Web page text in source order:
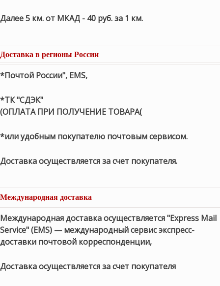
Далее 5 км. от МКАД - 40 руб. за 1 км.
Доставка в регионы России
*Почтой России", EMS,
*ТК "СДЭК"
(ОПЛАТА ПРИ ПОЛУЧЕНИЕ ТОВАРА(
*или удобным покупателю почтовым сервисом.
Доставка осуществляется за счет покупателя.
Международная доставка
Международная доставка осуществляется "Express Mail
Service" (EMS) — международный сервис экспресс-
доставки почтовой корреспонденции,
Доставка осуществляется за счет покупателя